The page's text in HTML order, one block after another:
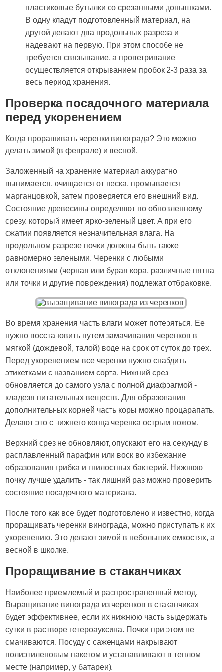
пластиковые бутылки со срезанными донышками.
В одну кладут подготовленный материал, на
другой делают два продольных разреза и
надевают на первую. При этом способе не
требуется связывание, а проветривание
осуществляется открыванием пробок 2-3 раза за
весь период хранения.
Проверка посадочного материала
перед укоренением
Когда проращивать черенки винограда? Это можно
делать зимой (в феврале) и весной.
Заложенный на хранение материал аккуратно
вынимается, очищается от песка, промывается
марганцовкой, затем проверяется его внешний вид.
Состояние древесины определяют по обновленному
срезу, который имеет ярко-зеленый цвет. А при его
сжатии появляется незначительная влага. На
продольном разрезе почки должны быть также
равномерно зелеными. Черенки с любыми
отклонениями (черная или бурая кора, различные пятна
или точки и другие повреждения) подлежат отбраковке.
Во время хранения часть влаги может потеряться. Ее
нужно восстановить путем замачивания черенков в
мягкой (дождевой, талой) воде на срок от суток до трех.
Перед укоренением все черенки нужно снабдить
этикетками с названием сорта. Нижний срез
обновляется до самого узла с полной диафрагмой -
кладезя питательных веществ. Для образования
дополнительных корней часть коры можно процарапать.
Делают это с нижнего конца черенка острым ножом.
Верхний срез не обновляют, опускают его на секунду в
расплавленный парафин или воск во избежание
образования грибка и гнилостных бактерий. Нижнюю
почку лучше удалить - так лишний раз можно проверить
состояние посадочного материала.
После того как все будет подготовлено и известно, когда
проращивать черенки винограда, можно приступать к их
укоренению. Это делают зимой в небольших емкостях, а
весной в школке.
Проращивание в стаканчиках
Наиболее приемлемый и распространенный метод.
Выращивание винограда из черенков в стаканчиках
будет эффективнее, если их нижнюю часть выдержать
сутки в растворе гетероауксина. Почки при этом не
смачиваются. Посуду с саженцами накрывают
полиэтиленовым пакетом и устанавливают в теплом
месте (например, у батареи).